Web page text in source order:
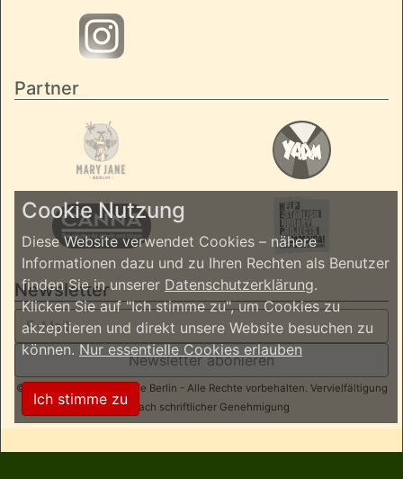
Partner
Newsletter
Newsletter abonieren
© 2026 ReggaeInBerlin.de Berlin - Alle Rechte vorbehalten. Vervielfältigung
nur nach schriftlicher Genehmigung
Cookie Nutzung
Diese Website verwendet Cookies – nähere
Informationen dazu und zu Ihren Rechten als Benutzer
finden Sie in unserer Datenschutzerklärung.
Klicken Sie auf "Ich stimme zu", um Cookies zu
akzeptieren und direkt unsere Website besuchen zu
können.Nur essentielle Cookies erlauben
Ich stimme zu